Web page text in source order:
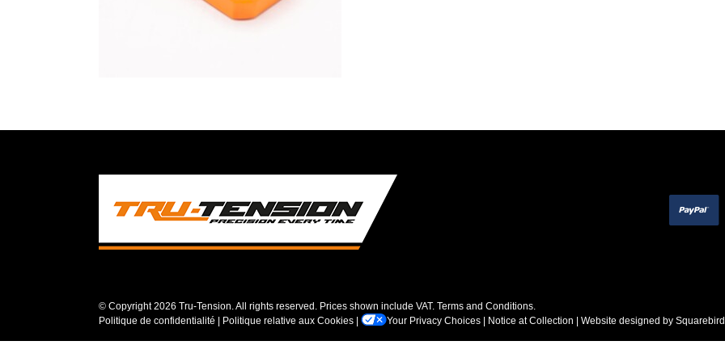
© Copyright2026 Tru-Tension. All rights reserved. Prices shown include VAT. Terms and Conditions.
Politique de confidentialité
Politique relative aux Cookies Your Privacy Choices Notice at Collection | Website designed by Squarebird